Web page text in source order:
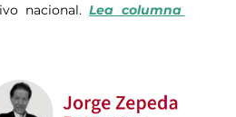
nacional. Lea columna